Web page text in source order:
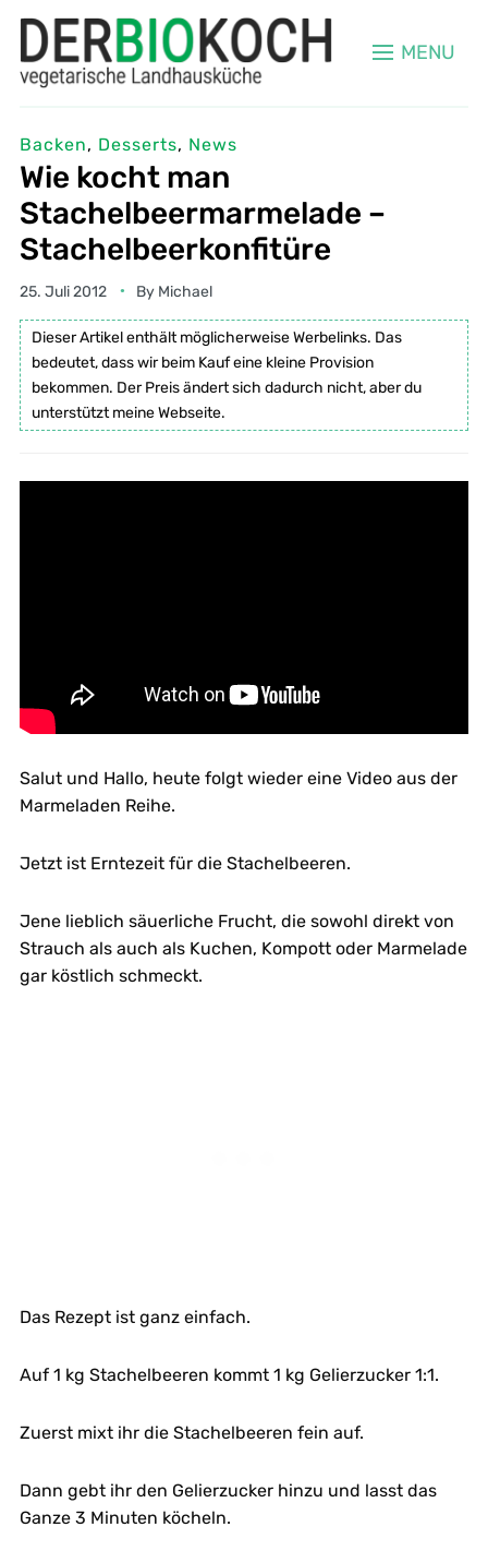
MENU
Backen, Desserts, News
Wie kocht man
Stachelbeermarmelade –
Stachelbeerkonfitüre
25. Juli 2012 By Michael
Dieser Artikel enthält möglicherweise Werbelinks. Das
bedeutet, dass wir beim Kauf eine kleine Provision
bekommen. Der Preis ändert sich dadurch nicht, aber du
unterstützt meine Webseite.
Salut und Hallo, heute folgt wieder eine Video aus der
Marmeladen Reihe.
Jetzt ist Erntezeit für die Stachelbeeren.
Jene lieblich säuerliche Frucht, die sowohl direkt von
Strauch als auch als Kuchen, Kompott oder Marmelade
gar köstlich schmeckt.
Das Rezept ist ganz einfach.
Auf 1 kg Stachelbeeren kommt 1 kg Gelierzucker 1:1.
Zuerst mixt ihr die Stachelbeeren fein auf.
Dann gebt ihr den Gelierzucker hinzu und lasst das
Ganze 3 Minuten köcheln.